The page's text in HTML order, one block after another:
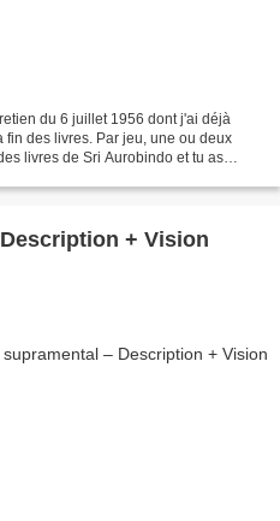
du 6 juillet 1956 dont j'ai déjà
des livres. Par jeu, une ou deux
livres de Sri Aurobindo et tu as
+ Vision